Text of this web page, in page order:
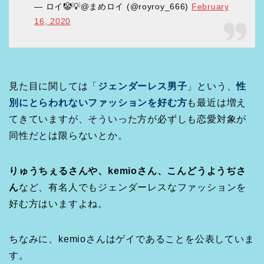
— ロイ🤡💡@まめロイ (@royroy_666) February
16, 2020
見た目に関しては「 ジェンダーレス男子 」という、性
別にとらわれないファッションを好む方も最近は増え
てきていますが、そういった方が必ずしも恋愛対象が
同性だとは限らないとか。
りゅうちぇるさんや、kemioさん、こんどうようぢさ
んなど、有名人でもジェンダーレスなファッションを
好む方はいますよね。
ちなみに、kemioさんはゲイであることを公表していま
す。